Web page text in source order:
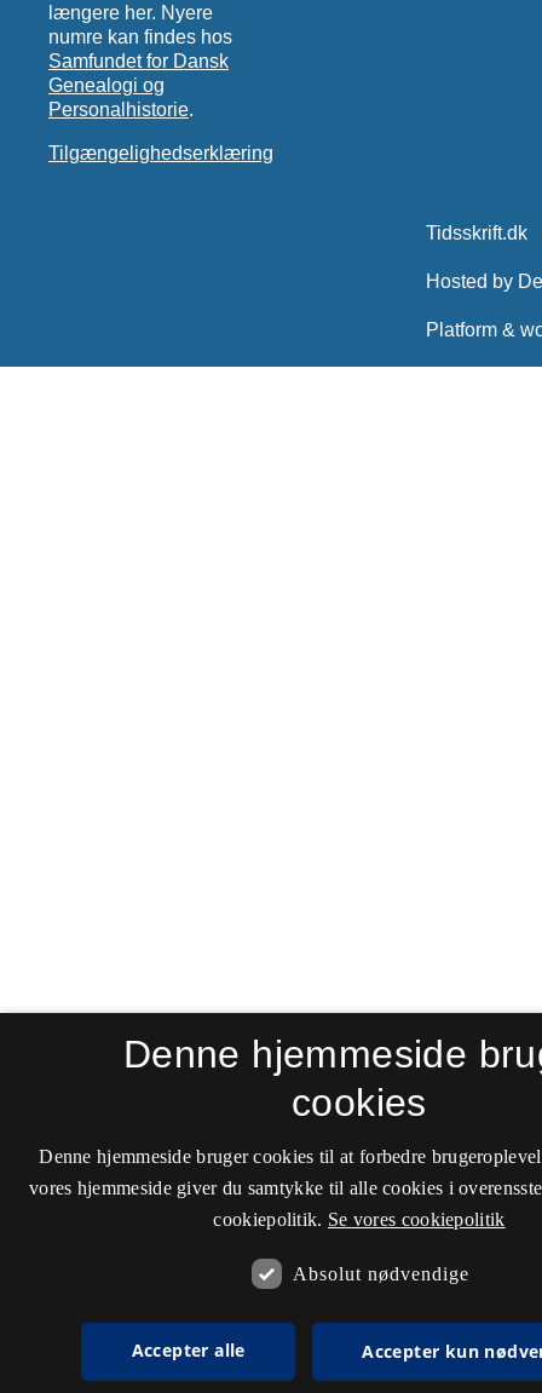
længere her. Nyere
numre kan findes hos
Samfundet for Dansk
Genealogi og
Personalhistorie.
Tilgængelighedserklæring
Denne hjemmeside
cookies
Denne hjemmeside bruger cookies til at forbedre
vores hjemmeside giver du samtykke til alle cookies i
cookiepolitik. Se vores cookiepolitik
Absolut nødvendige
Accepter alle Accepter kun